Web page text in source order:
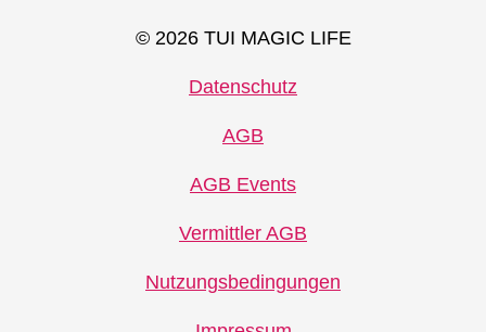
© 2026 TUI MAGIC LIFE
Datenschutz
AGB
AGB Events
Vermittler AGB
Nutzungsbedingungen